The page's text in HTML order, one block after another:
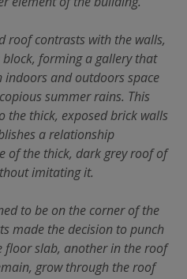
roof contrasts with the walls,
forming a gallery that
and outdoors space
summer rains. This
thick, exposed brick walls
a relationship
of the thick, dark grey roof of
imitating it.
to be on the corner of the
made the decision to punch
floor slab, another in the roof
grow through the roof